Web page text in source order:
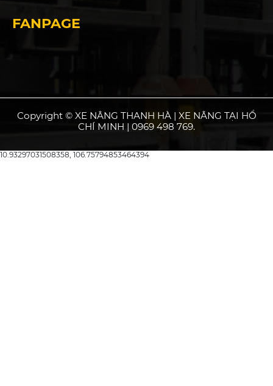
FANPAGE
Copyright © XE NÂNG THANH HÀ | XE NÂNG TẠI HỒ
CHÍ MINH | 0969 498 769.
10.93297031508358, 106.75794853464394